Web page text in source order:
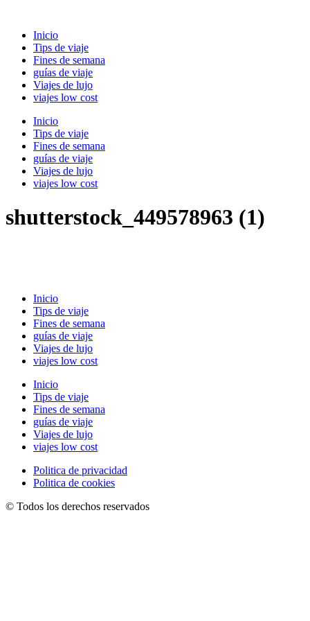
contenido
Inicio
Tips de viaje
Fines de semana
guías de viaje
Viajes de lujo
viajes low cost
Inicio
Tips de viaje
Fines de semana
guías de viaje
Viajes de lujo
viajes low cost
shutterstock_449578963 (1)
Inicio
Tips de viaje
Fines de semana
guías de viaje
Viajes de lujo
viajes low cost
Inicio
Tips de viaje
Fines de semana
guías de viaje
Viajes de lujo
viajes low cost
Politica de privacidad
Politica de cookies
© Todos los derechos reservados